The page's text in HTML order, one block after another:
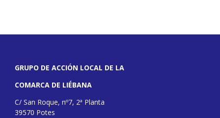
GRUPO DE ACCIÓN LOCAL DE LA
COMARCA DE LIÉBANA
C/ San Roque, nº7, 2ª Planta
39570 Potes